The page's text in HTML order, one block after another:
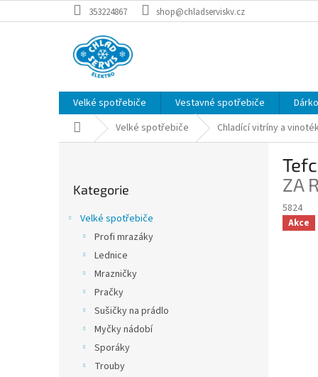
na
353224867 shop@chladserviskv.cz
Velké spotřebiče Vestavné spotřebiče
Domů Velké spotřebiče Chladící vitríny a
kategorie
Kategorie
Velké spotřebiče
Profi mrazáky
Lednice
Mrazničky
Pračky
Sušičky na prádlo
Myčky nádobí
Sporáky
Trouby
ZA
5824
Akce